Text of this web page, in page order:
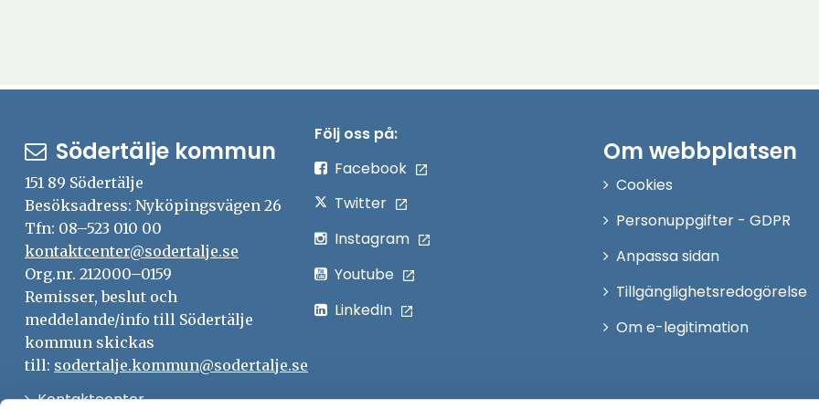
Södertälje kommun
151 89 Södertälje
Besöksadress: Nyköpingsvägen 26
Tfn: 08–523 010 00
kontaktcenter@sodertalje.se
Org.nr. 212000–0159
Remisser, beslut och
meddelande/info till Södertälje
kommun skickas
till: sodertalje.kommun@sodertalje.se
KontaktcenterÖppna
Följ oss på:
Facebook
Twitter
Instagram
Youtube
LinkedIn
Om webbplatsen
Cookies
Personuppgifter - GDPR
Anpassa sidan
Tillgänglighetsredogörelse
Om e-legitimation